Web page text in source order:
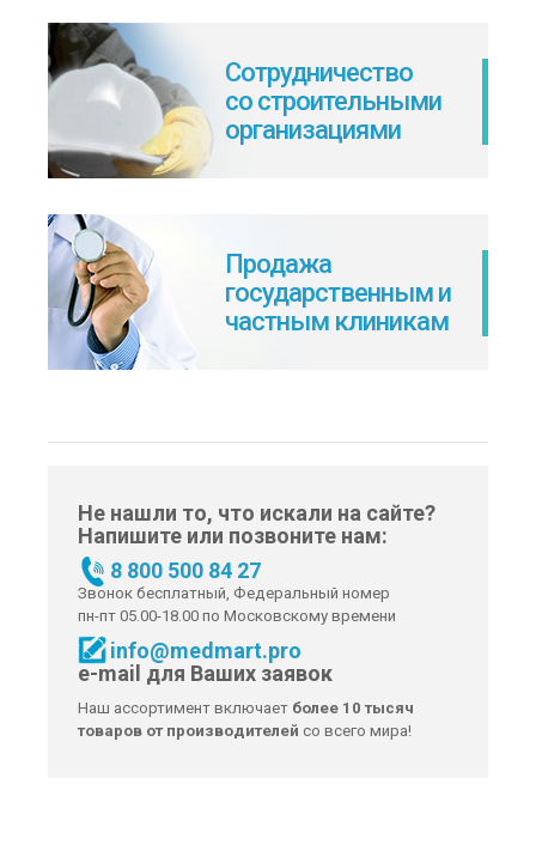
Сотрудничество
со строительными
организациями
Продажа
государственным и
частным клиникам
Не нашли то, что искали на сайте?
Напишите или позвоните нам:
8 800 500 84 27
Звонок бесплатный, Федеральный номер
пн-пт 05.00-18.00 по Московскому времени
info@medmart.pro
e-mail для Ваших заявок
Наш ассортимент включает более 10 тысяч
товаров от производителей со всего мира!